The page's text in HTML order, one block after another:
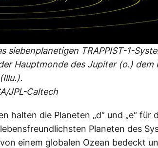
siebenplanetigen TRAPPIST-1-
Hauptmonde des Jupiter (o.) dem
JPL-Caltech
halten die Planeten „d“ und „e“ für
Planeten des
einem globalen Ozean bedeckt